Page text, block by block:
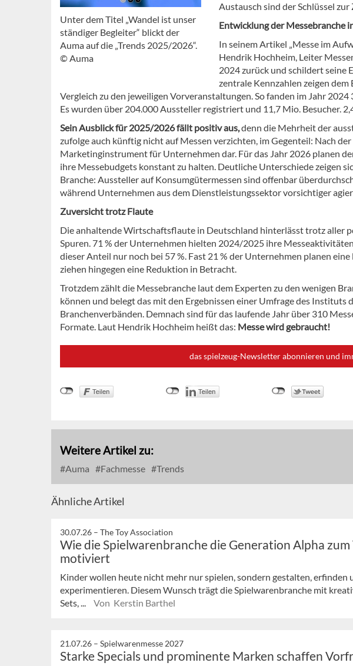
Unter dem Titel „Wandel ist unser
ständiger Begleiter“ blickt der
Auma auf die „Trends 2025/2026“.
© Auma
Austausch sind der Schlüssel
Entwicklung der Messebranche
In seinem Artikel „Messe im
Hendrik Hochheim, Leiter
2024 zurück und schildert seine
zentrale Kennzahlen zeigen
Vergleich zu den jeweiligen Vorveranstaltungen. So fanden im Jahr
Es wurden über 204.000 Aussteller registriert und 11,7 Mio. Besucher.
Sein Ausblick für 2025/2026 fällt positiv aus,denn die Mehrheit der
zufolge auch künftig nicht auf Messen verzichten, im Gegenteil: Nach
Marketinginstrument für Unternehmen dar. Für das Jahr 2026 planen
ihre Messebudgets konstant zu halten. Deutliche Unterschiede zeigen
Branche: Aussteller auf Konsumgütermessen sind offenbar
während Unternehmen aus dem Dienstleistungssektor vorsichtiger
Zuversicht trotz Flaute
Die anhaltende Wirtschaftsflaute in Deutschland hinterlässt trotz aller
Spuren. 71 % der Unternehmen hielten 2024/2025 ihre
dieser Anteil nur noch bei 57 %. Fast 21 % der Unternehmen planen
ziehen hingegen eine Reduktion in Betracht.
Trotzdem zählt die Messebranche laut dem Experten zu den wenigen
können und belegt das mit den Ergebnissen einer Umfrage des
Branchenverbänden. Demnach sind für das laufende Jahr über 310
Formate. Laut Hendrik Hochheim heißt das: Messe wird gebraucht!
das spielzeug-Newsletter abonnieren und
Weitere Artikel zu:
Auma Fachmesse Trends
Ähnliche Artikel
30.07.26 – The Toy Association
Wie die Spielwarenbranche die Generation Alpha
motiviert
Kinder wollen heute nicht mehr nur spielen, sondern gestalten, erfinden
experimentieren. Diesem Wunsch trägt die Spielwarenbranche mit
Sets, ...
Von Kerstin Barthel
21.07.26 – Spielwarenmesse 2027
Starke Specials und prominente Marken schaffen